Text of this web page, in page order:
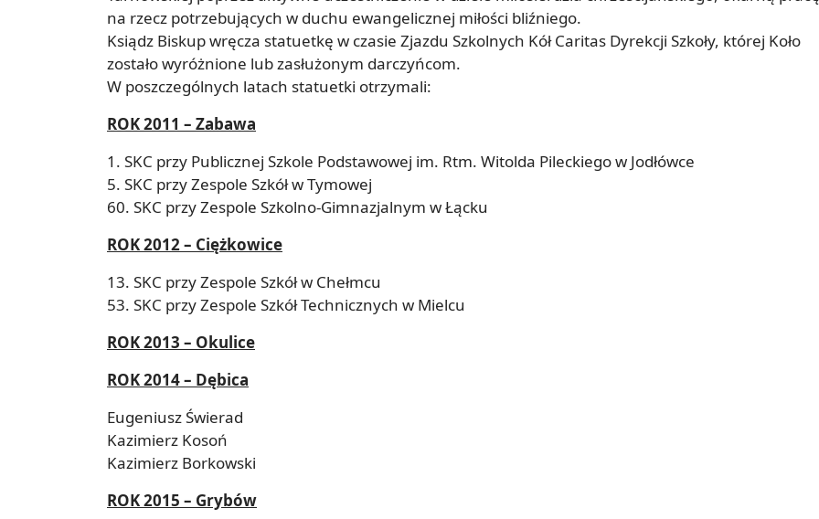
na rzecz potrzebujących w duchu ewangelicznej miłości bliźniego.
Ksiądz Biskup wręcza statuetkę w czasie Zjazdu Szkolnych Kół Caritas Dyrekcji Szkoły, której Koło
zostało wyróżnione lub zasłużonym darczyńcom.
W poszczególnych latach statuetki otrzymali:
ROK 2011 – Zabawa
1. SKC przy Publicznej Szkole Podstawowej im. Rtm. Witolda Pileckiego w Jodłówce
5. SKC przy Zespole Szkół w Tymowej
60. SKC przy Zespole Szkolno-Gimnazjalnym w Łącku
ROK 2012 – Ciężkowice
13. SKC przy Zespole Szkół w Chełmcu
53. SKC przy Zespole Szkół Technicznych w Mielcu
ROK 2013 – Okulice
ROK 2014 – Dębica
Eugeniusz Świerad
Kazimierz Kosoń
Kazimierz Borkowski
ROK 2015 – Grybów